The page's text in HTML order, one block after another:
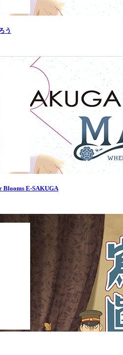
う
Blooms E-SAKUGA